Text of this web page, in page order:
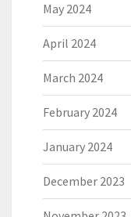
May 2024
April 2024
March 2024
February 2024
January 2024
December 2023